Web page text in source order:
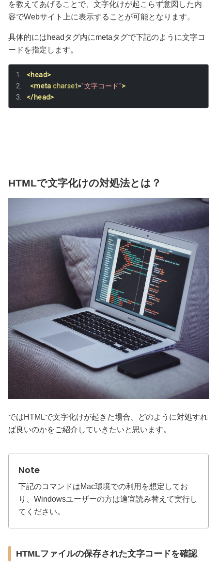
を教えてあげることで、文字化けが起こらず意図した内
容でWebサイト上に表示することが可能となります。
具体的にはheadタグ内にmetaタグで下記のように文字コ
ードを指定します。
<head>
<meta charset="文字コード">
</head>
HTMLで文字化けの対処法とは？
ではHTMLで文字化けが起きた場合、どのように対処すれ
ば良いのかをご紹介していきたいと思います。
下記のコマンドはMac環境での利用を想定してお
り、Windowsユーザーの方は適宜読み替えて実行し
てください。
HTMLファイルの保存された文字コードを確認